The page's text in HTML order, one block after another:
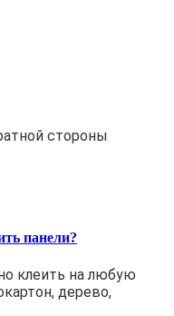
стороны
панели?
клеить на любую
дерево,